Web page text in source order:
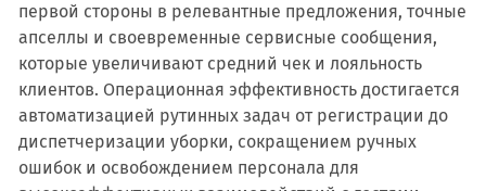
первой стороны в релевантные предложения, точные
апселлы и своевременные сервисные сообщения,
которые увеличивают средний чек и лояльность
клиентов. Операционная эффективность достигается
автоматизацией рутинных задач от регистрации до
диспетчеризации уборки, сокращением ручных
ошибок и освобождением персонала для